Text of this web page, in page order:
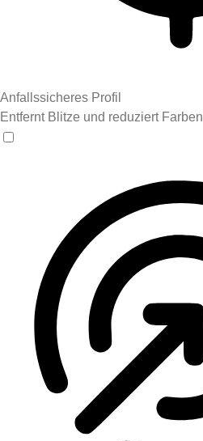
Anfallssicheres Profil
Entfernt Blitze und reduziert Farben